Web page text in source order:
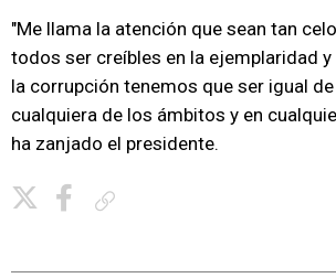
"Me llama la atención que sean tan
todos ser creíbles en la ejemplaridad
la corrupción tenemos que ser igual
cualquiera de los ámbitos y en
ha zanjado el presidente.